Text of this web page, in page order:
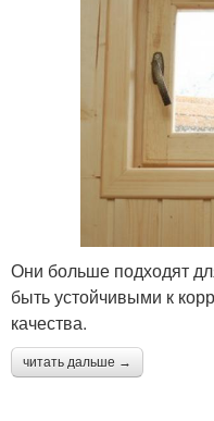
Они больше подходят
быть устойчивыми к
качества.
читать дальше →